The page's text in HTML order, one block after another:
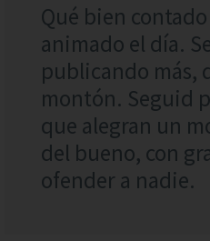
Qué bien
animado el día.
publicando más,
montón. Seguid
que alegran un
del bueno, con
ofender a nadie.